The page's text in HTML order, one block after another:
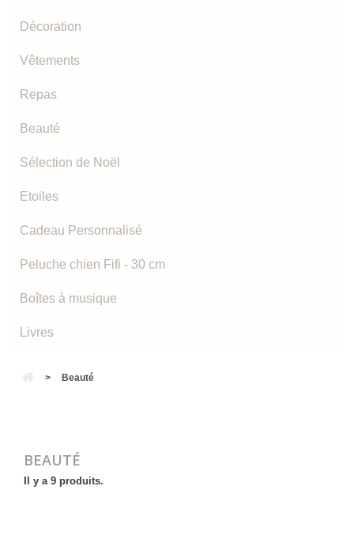
Décoration
Vêtements
Repas
Beauté
Sélection de Noël
Etoiles
Cadeau Personnalisé
Peluche chien Fifi - 30 cm
Boîtes à musique
Livres
> Beauté
BEAUTÉ
Il y a 9 produits.